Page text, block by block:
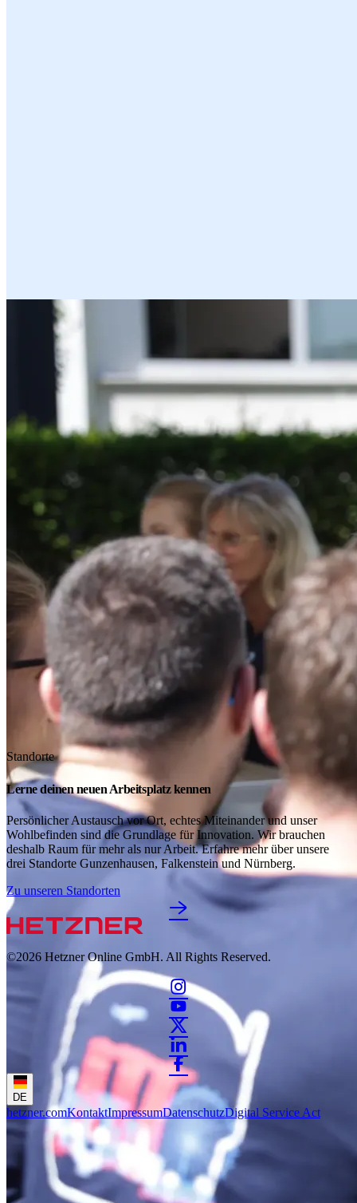
Standorte
Lerne deinen neuen Arbeitsplatz kennen
Persönlicher Austausch vor Ort, echtes Miteinander und unser
Wohlbefinden sind die Grundlage für Innovation. Wir brauchen
deshalb Raum für mehr als nur Arbeit. Erfahre mehr über unsere
drei Standorte Gunzenhausen, Falkenstein und Nürnberg.
Zu unseren Standorten
©2026 Hetzner Online GmbH. All Rights Reserved.
DE
hetzner.comKontaktImpressumDatenschutzDigital Service Act